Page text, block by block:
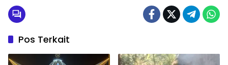
Pos Terkait